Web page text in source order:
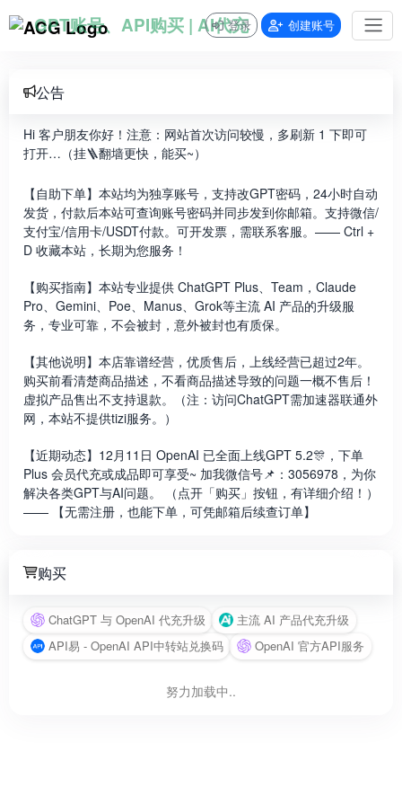
GPT账号、API购买 | AI代充
登录 创建账号
公告
Hi 客户朋友你好！注意：网站首次访问较慢，多刷新 1 下即可
打开…（挂🪜翻墙更快，能买~）
【自助下单】本站均为独享账号，支持改GPT密码，24小时自动
发货，付款后本站可查询账号密码并同步发到你邮箱。支持微信/
支付宝/信用卡/USDT付款。可开发票，需联系客服。—— Ctrl +
D 收藏本站，长期为您服务！
【购买指南】本站专业提供 ChatGPT Plus、Team，Claude
Pro、Gemini、Poe、Manus、Grok等主流 AI 产品的升级服
务，专业可靠，不会被封，意外被封也有质保。
【其他说明】本店靠谱经营，优质售后，上线经营已超过2年。
购买前看清楚商品描述，不看商品描述导致的问题一概不售后！
虚拟产品售出不支持退款。（注：访问ChatGPT需加速器联通外
网，本站不提供tizi服务。）
【近期动态】12月11日 OpenAI 已全面上线GPT 5.2🎊，下单
Plus 会员代充或成品即可享受~ 加我微信号📌：3056978，为你
解决各类GPT与AI问题。 （点开「购买」按钮，有详细介绍！）
—— 【无需注册，也能下单，可凭邮箱后续查订单】
购买
ChatGPT 与 OpenAI 代充升级
主流 AI 产品代充升级
API易 - OpenAI API中转站兑换码
OpenAI 官方API服务
努力加载中..